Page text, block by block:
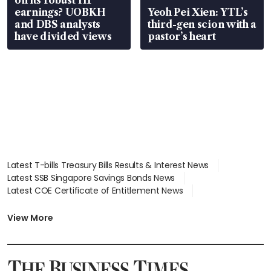
earnings? UOBKH
and DBS analysts
have divided views
Yeoh Pei Xien: YTL’s
third-gen scion with a
pastor’s heart
Latest T-bills Treasury Bills Results & Interest News
Latest SSB Singapore Savings Bonds News
Latest COE Certificate of Entitlement News
Latest BTO Build To Order & Sales of Balance News
Latest SGX Dividends, Share Price News
View More